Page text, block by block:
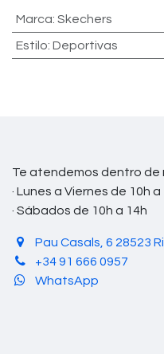
Marca: Skechers
Estilo: Deportivas
Te atendemos dentro de
· Lunes a Viernes de 10h
· Sábados de 10h a 14h
Pau Casals, 6 28523
+34 91 666 0957
WhatsApp